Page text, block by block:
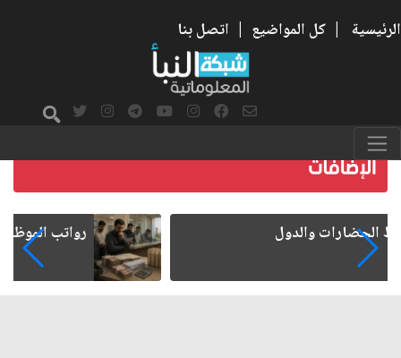
الرئيسية | كل المواضيع | اتصل بنا
رواتب الموظفين على صفيح ساخن